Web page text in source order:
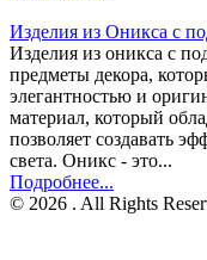
Изделия из Оникса с
Изделия из оникса с
предметы декора,
элегантностью и
материал, который
позволяет создавать
света. Оникс - это...
Подробнее...
© 2026 . All Rights